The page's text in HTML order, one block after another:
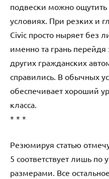
подвески можно
условиях. При резких и
Civic просто ныряет без
именно та грань
других гражданских
справились. В обычных
обеспечивает хороший
класса.
* * *
Резюмируя статью
5 соответствует лишь
размерами. Все